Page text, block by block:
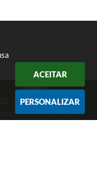
ACEITAR
PERSONALIZAR
| CEP: 13280-091